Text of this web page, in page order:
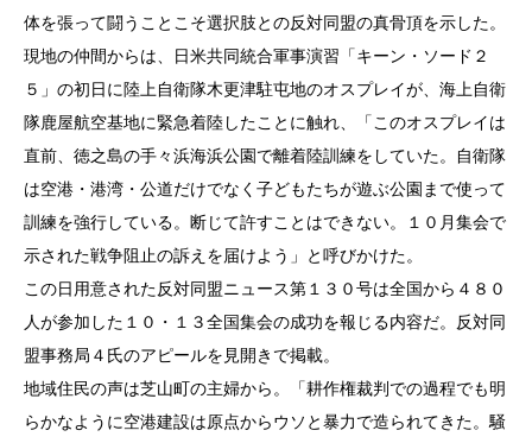
体を張って闘うことこそ選択肢との反対同盟の真骨頂を示した。
現地の仲間からは、日米共同統合軍事演習「キーン・ソード２
５」の初日に陸上自衛隊木更津駐屯地のオスプレイが、海上自衛
隊鹿屋航空基地に緊急着陸したことに触れ、「このオスプレイは
直前、徳之島の手々浜海浜公園で離着陸訓練をしていた。自衛隊
は空港・港湾・公道だけでなく子どもたちが遊ぶ公園まで使って
訓練を強行している。断じて許すことはできない。１０月集会で
示された戦争阻止の訴えを届けよう」と呼びかけた。
この日用意された反対同盟ニュース第１３０号は全国から４８０
人が参加した１０・１３全国集会の成功を報じる内容だ。反対同
盟事務局４氏のアピールを見開きで掲載。
地域住民の声は芝山町の主婦から。「耕作権裁判での過程でも明
らかなように空港建設は原点からウソと暴力で造られてきた。騒